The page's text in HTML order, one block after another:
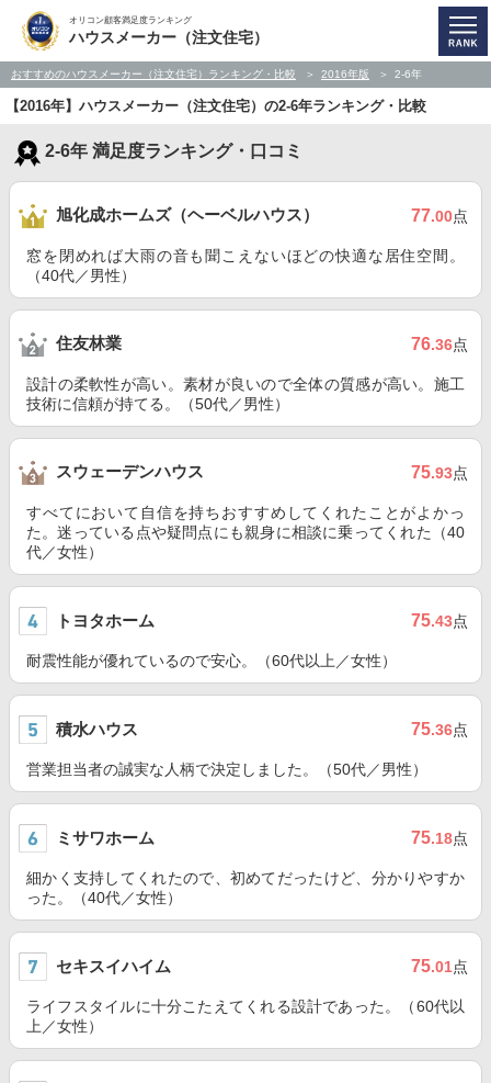
オリコン顧客満足度ランキング
ハウスメーカー（注文住宅）
おすすめのハウスメーカー（注文住宅）ランキング・比較 2016年版 2-6年
【2016年】ハウスメーカー（注文住宅）の2-6年ランキング・比較
2-6年 満足度ランキング・口コミ
旭化成ホームズ（ヘーベルハウス） 77.00点
窓を閉めれば大雨の音も聞こえないほどの快適な居住空間。
（40代／男性）
住友林業 76.36点
設計の柔軟性が高い。素材が良いので全体の質感が高い。施工
技術に信頼が持てる。（50代／男性）
スウェーデンハウス 75.93点
すべてにおいて自信を持ちおすすめしてくれたことがよかっ
た。迷っている点や疑問点にも親身に相談に乗ってくれた（40
代／女性）
トヨタホーム 75.43点
耐震性能が優れているので安心。（60代以上／女性）
積水ハウス 75.36点
営業担当者の誠実な人柄で決定しました。（50代／男性）
ミサワホーム 75.18点
細かく支持してくれたので、初めてだったけど、分かりやすか
った。（40代／女性）
セキスイハイム 75.01点
ライフスタイルに十分こたえてくれる設計であった。（60代以
上／女性）